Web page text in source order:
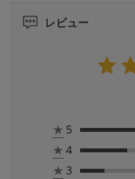
レビュー
★ 5
★ 4
★ 3